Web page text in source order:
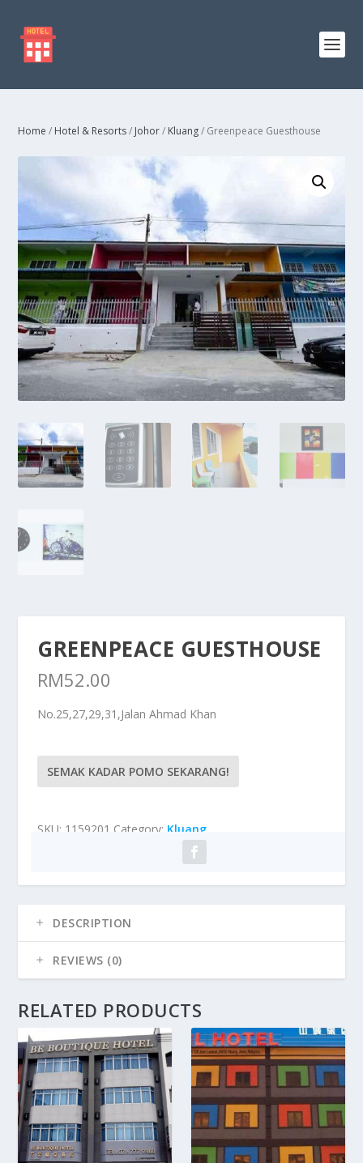
Home / Hotel & Resorts/ Johor/ Kluang/ Greenpeace Guesthouse
GREENPEACE GUESTHOUSE
RM52.00
No.25,27,29,31,Jalan Ahmad Khan
SEMAK KADAR POMO SEKARANG!
SKU: 1159201 Category: Kluang
DESCRIPTION
REVIEWS (0)
RELATED PRODUCTS